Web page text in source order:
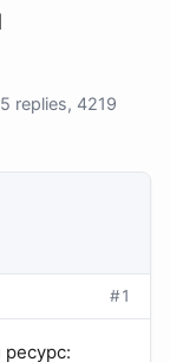
replies, 4219
#1